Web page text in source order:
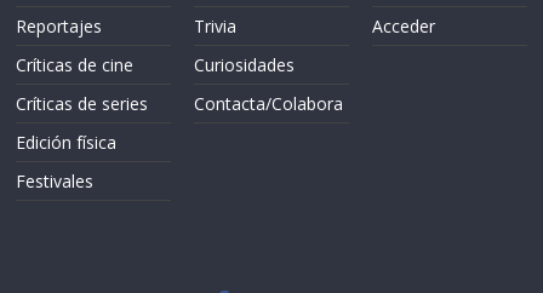
Reportajes
Críticas de cine
Críticas de series
Edición física
Festivales
Trivia
Curiosidades
Contacta/Colabora
Acceder